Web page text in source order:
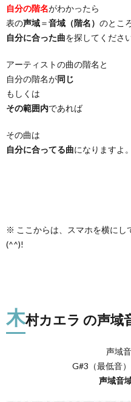
自分の階名がわかったら
表の声域＝音域（階名） のとこ
自分に合った曲を探してくださ
アーティストの曲の階名と
自分の階名が同じ
もしくは
その範囲内であれば
その曲は
自分に合ってる曲になりますよ。
※ ここからは、スマホを横にし
(^^)!
木村カエラ の声域
声域
G#3（最低音
声域音